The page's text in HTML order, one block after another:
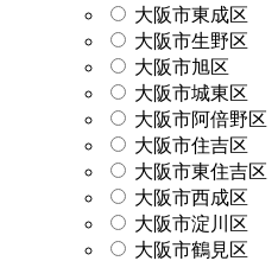
大阪市東成区
大阪市生野区
大阪市旭区
大阪市城東区
大阪市阿倍野区
大阪市住吉区
大阪市東住吉区
大阪市西成区
大阪市淀川区
大阪市鶴見区